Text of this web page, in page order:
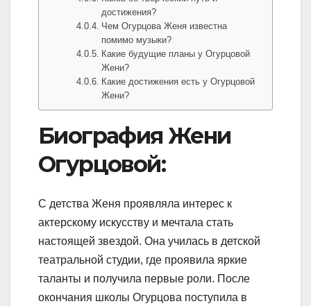
достижения?
Чем Огурцова Женя известна
помимо музыки?
Какие будущие планы у Огурцовой
Жени?
Какие достижения есть у Огурцовой
Жени?
Биография Жени
Огурцовой:
С детства Женя проявляла интерес к
актерскому искусству и мечтала стать
настоящей звездой. Она училась в детской
театральной студии, где проявила яркие
таланты и получила первые роли. После
окончания школы Огурцова поступила в